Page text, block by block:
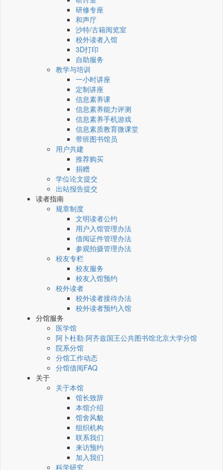
研修专座
和声厅
沙特/古籍阅览室
校外读者入馆
3D打印
自助服务
教学与培训
一小时讲座
定制讲座
信息素养课
信息素养能力评测
信息素养手机游戏
信息素质教育微课堂
带班图书馆员
用户共建
推荐购买
捐赠
学位论文提交
出站报告提交
读者指南
规章制度
文明读者公约
用户入馆管理办法
借阅证件管理办法
参观拍摄管理办法
校友专栏
校友服务
校友入馆预约
校外读者
校外读者接待办法
校外读者预约入馆
分馆服务
医学馆
阿卜杜勒·阿齐兹国王公共图书馆北京大学分馆
院系分馆
分馆工作动态
分馆借阅FAQ
关于
关于本馆
馆长致辞
本馆介绍
馆舍风貌
组织机构
联系我们
来访预约
加入我们
科学研究